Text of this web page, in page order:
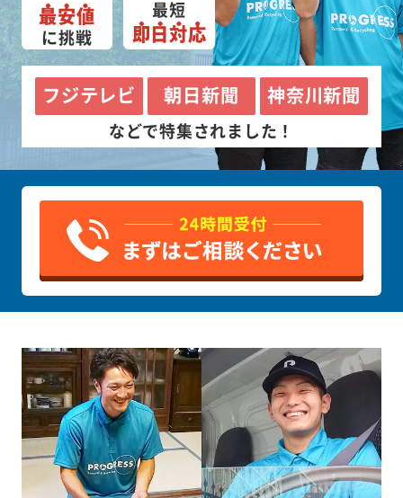
最安値
に挑戦
最短
即日対応
フジテレビ 朝日新聞 神奈川新聞
などで特集されました！